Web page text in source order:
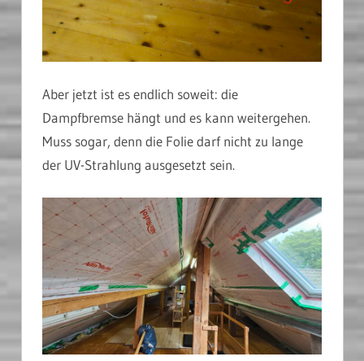
Aber jetzt ist es endlich soweit: die
Dampfbremse hängt und es kann weitergehen.
Muss sogar, denn die Folie darf nicht zu lange
der UV-Strahlung ausgesetzt sein.